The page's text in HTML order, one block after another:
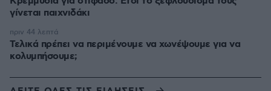
γίνεται παιχνιδάκι
Τελικά πρέπει να περιμένουμε να χωνέψουμε για να
κολυμπήσουμε;
πριν 44 λεπτά